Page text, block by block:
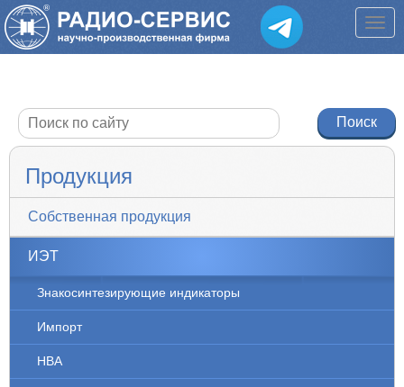
Продукция
Собственная продукция
ИЭТ
Знакосинтезирующие индикаторы
Импорт
НВА